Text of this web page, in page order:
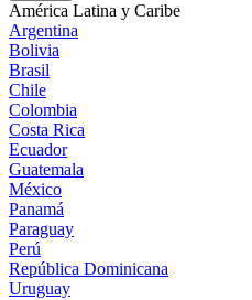
América Latina y Caribe
Argentina
Bolivia
Brasil
Chile
Colombia
Costa Rica
Ecuador
Guatemala
México
Panamá
Paraguay
Perú
República Dominicana
Uruguay